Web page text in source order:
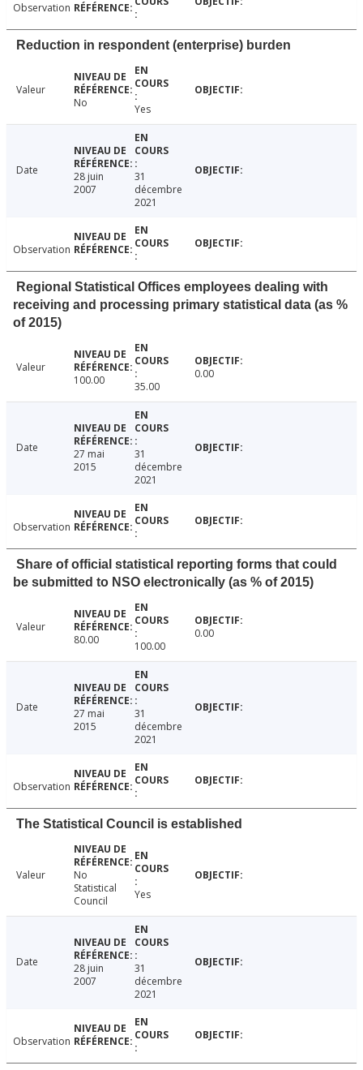
Observation
Reduction in respondent (enterprise) burden
Valeur
No
Yes
Date
28 juin
2007
31
décembre
2021
Observation
Regional Statistical Offices employees dealing with
receiving and processing primary statistical data (as %
of 2015)
Valeur
100.00
35.00
0.00
Date
27 mai
2015
31
décembre
2021
Observation
Share of official statistical reporting forms that could
be submitted to NSO electronically (as % of 2015)
Valeur
80.00
100.00
0.00
Date
27 mai
2015
31
décembre
2021
Observation
The Statistical Council is established
Valeur
No
Statistical
Council
Yes
Date
28 juin
2007
31
décembre
2021
Observation